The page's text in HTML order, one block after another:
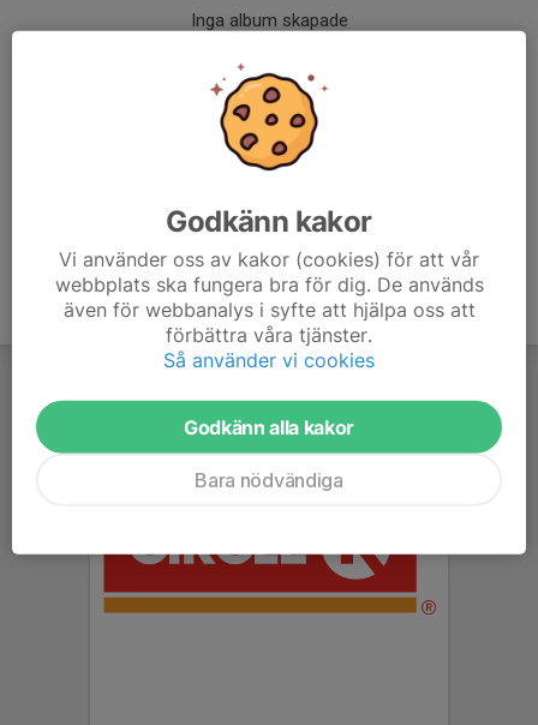
Inga album skapade
Godkänn kakor
Vi använder oss av kakor (cookies) för att vår
webbplats ska fungera bra för dig. De används
även för webbanalys i syfte att hjälpa oss att
förbättra våra tjänster.
Så använder vi cookies
Godkänn alla kakor
Bara nödvändiga